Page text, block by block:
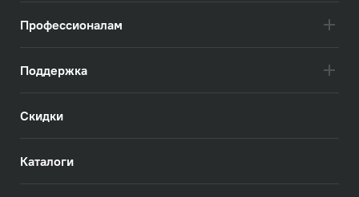
Профессионалам
Поддержка
Скидки
Каталоги